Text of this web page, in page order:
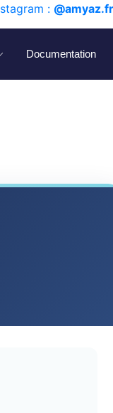
: @amyaz.fr
Documentation